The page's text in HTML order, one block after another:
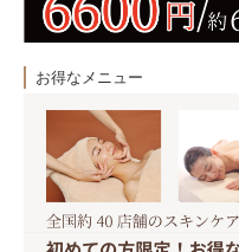
お得なメニュー